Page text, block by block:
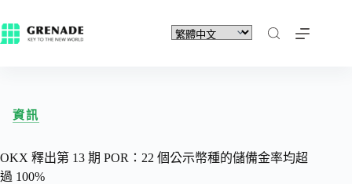
資訊
OKX 釋出第 13 期 POR：22 個公示幣種的儲備金率均超
過 100%